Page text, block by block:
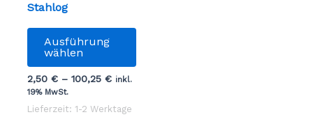
Stahlog
Ausführung
wählen
Dieses
weist
2,50€ –100,25€ inkl.
19% MwSt.
Lieferzeit: 1-2 Werktage